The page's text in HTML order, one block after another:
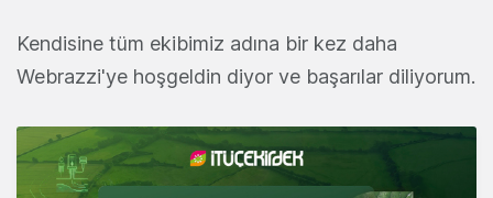
Kendisine tüm ekibimiz adına bir kez daha
Webrazzi'ye hoşgeldin diyor ve başarılar diliyorum.